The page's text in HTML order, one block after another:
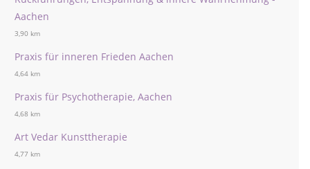
Aachen
3,90 km
Praxis für inneren Frieden Aachen
4,64 km
Praxis für Psychotherapie, Aachen
4,68 km
Art Vedar Kunsttherapie
4,77 km